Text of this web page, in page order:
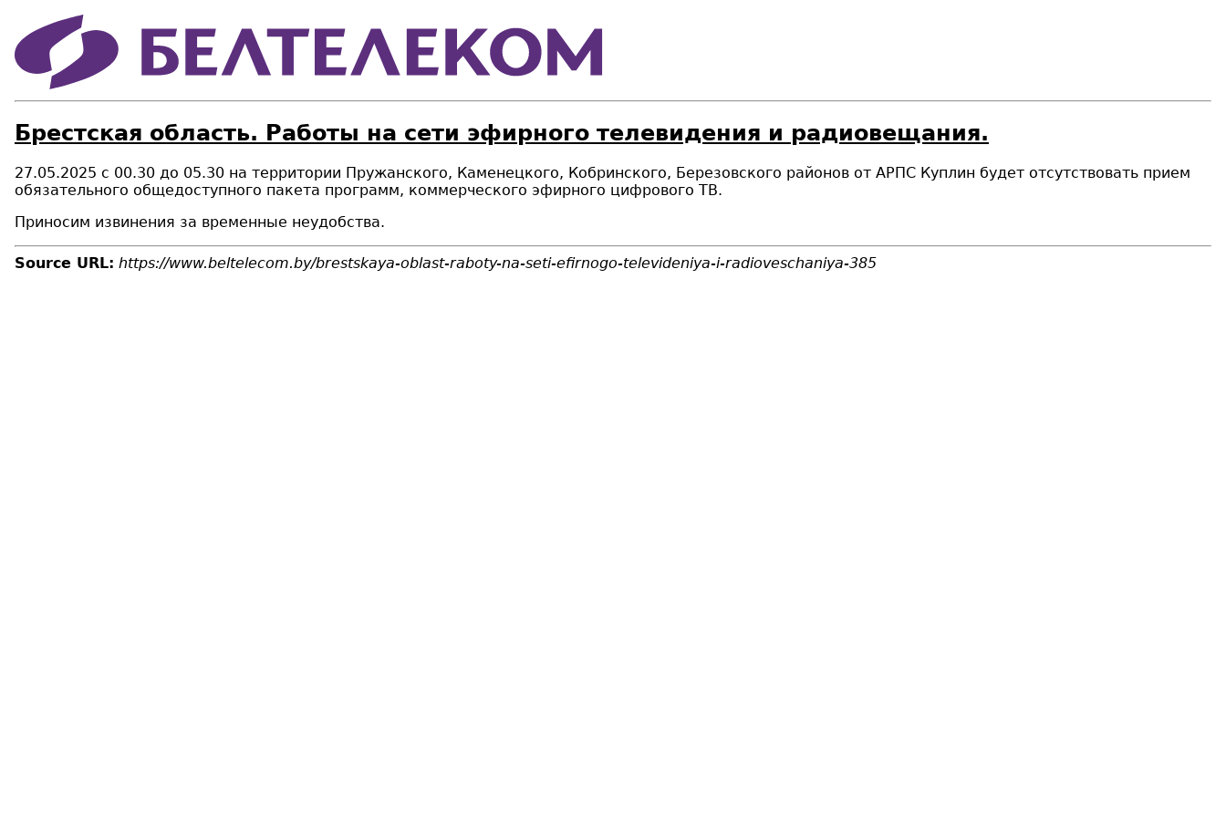
Брестская область. Работы на сети эфирного телевидения и радиовещания.
27.05.2025 с 00.30 до 05.30 на территории Пружанского, Каменецкого, Кобринского, Березовского районов от АРПС Куплин будет отсутствовать прием
обязательного общедоступного пакета программ, коммерческого эфирного цифрового ТВ.
Приносим извинения за временные неудобства.
Source URL: https://www.beltelecom.by/brestskaya-oblast-raboty-na-seti-efirnogo-televideniya-i-radioveschaniya-385